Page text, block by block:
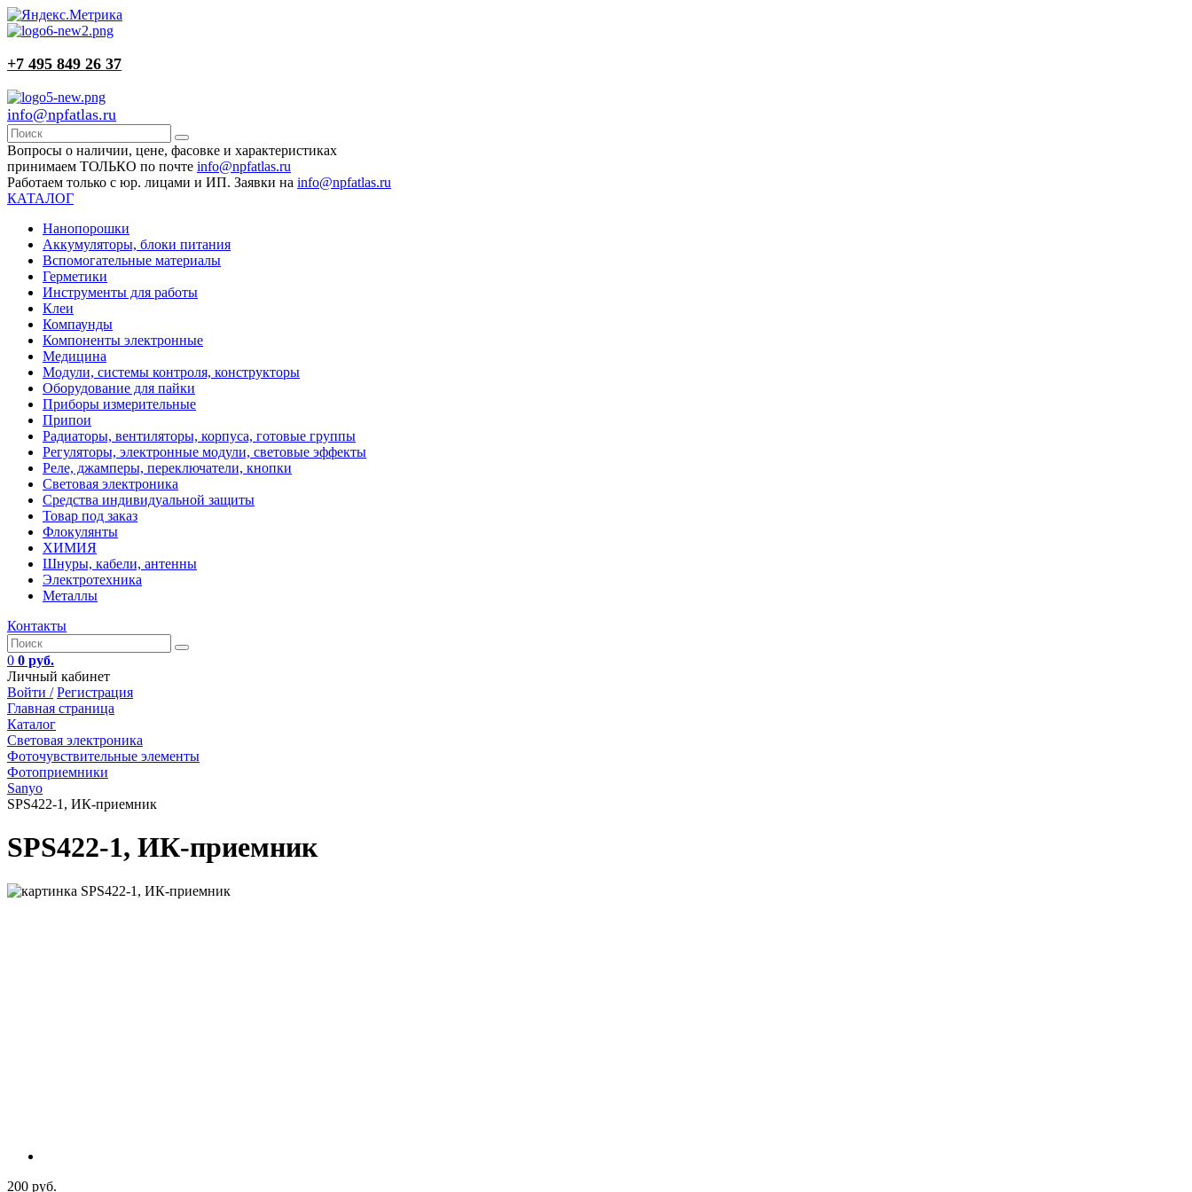
+7 495 849 26 37
info@npfatlas.ru
Вопросы о наличии, цене, фасовке и характеристиках
принимаем ТОЛЬКО по почте info@npfatlas.ru
Работаем только с юр. лицами и ИП. Заявки на info@npfatlas.ru
КАТАЛОГ
Нанопорошки
Аккумуляторы, блоки питания
Вспомогательные материалы
Герметики
Инструменты для работы
Клеи
Компаунды
Компоненты электронные
Медицина
Модули, системы контроля, конструкторы
Оборудование для пайки
Приборы измерительные
Припои
Радиаторы, вентиляторы, корпуса, готовые группы
Регуляторы, электронные модули, световые эффекты
Реле, джамперы, переключатели, кнопки
Световая электроника
Средства индивидуальной защиты
Товар под заказ
Флокулянты
ХИМИЯ
Шнуры, кабели, антенны
Электротехника
Металлы
Контакты
0 0 руб.
Личный кабинет
Войти / Регистрация
Главная страница
Каталог
Световая электроника
Фоточувствительные элементы
Фотоприемники
Sanyo
SPS422-1, ИК-приемник
SPS422-1, ИК-приемник
200 руб.